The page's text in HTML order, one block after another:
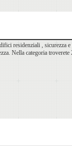
residenziali , sicurezza
Nella categoria